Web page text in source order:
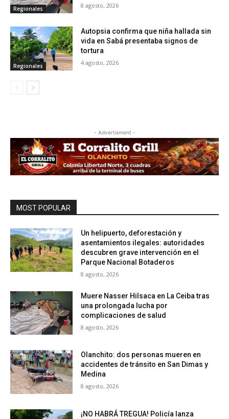
Regionales 8 agosto, 2026
Regionales
Autopsia confirma que niña hallada sin
vida en Sabá presentaba signos de
tortura
4 agosto, 2026
- Advertisment -
MOST POPULAR
Un helipuerto, deforestación y
asentamientos ilegales: autoridades
descubren grave intervención en el
Parque Nacional Botaderos
8 agosto, 2026
Muere Nasser Hilsaca en La Ceiba tras
una prolongada lucha por
complicaciones de salud
8 agosto, 2026
Olanchito: dos personas mueren en
accidentes de tránsito en San Dimas y
Medina
8 agosto, 2026
¡NO HABRÁ TREGUA! Policía lanza